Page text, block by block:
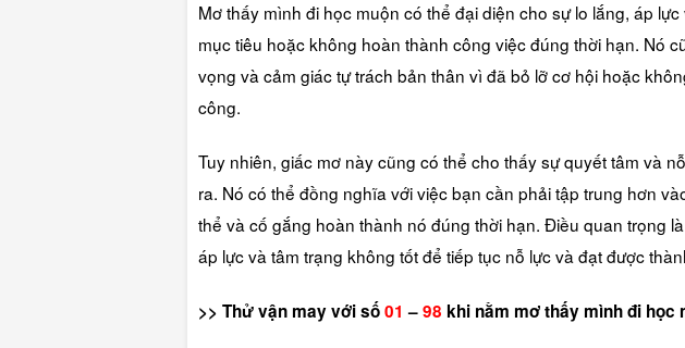
Mơ thấy mình đi học muộn có thể đại diện cho sự lo lắng, áp
mục tiêu hoặc không hoàn thành công việc đúng thời hạn. Nó
vọng và cảm giác tự trách bản thân vì đã bỏ lỡ cơ hội hoặc
công.
Tuy nhiên, giấc mơ này cũng có thể cho thấy sự quyết tâm và
ra. Nó có thể đồng nghĩa với việc bạn cần phải tập trung hơn
thể và cố gắng hoàn thành nó đúng thời hạn. Điều quan trọng
áp lực và tâm trạng không tốt để tiếp tục nỗ lực và đạt được
>> Thử vận may với số01 –98 khi nằm mơ thấy mình đi học